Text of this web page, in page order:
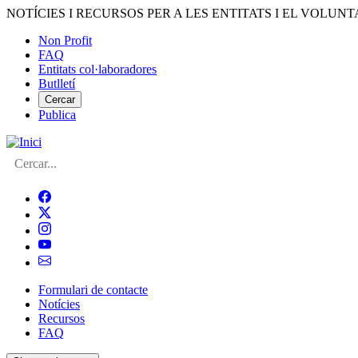
Vés
contingut
NOTÍCIES I RECURSOS PER A LES ENTITATS I EL
Menú
del
compte
d'usuari
Non Profit
FAQ
Entitats col·laboradores
Butlletí
Cercar
Publica
Cerca
Navegació
principal
de
Formulari de contacte
Notícies
Recursos
FAQ